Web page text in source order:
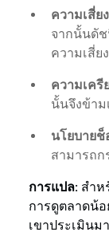
ความเสี่ย
จากนั้นดัช
ความเสี่
ความเครี
นั้นจึงข้า
นโยบายช็
สามารถ
การแปล: สำห
การดูตลาดน้
เขาประเมินม